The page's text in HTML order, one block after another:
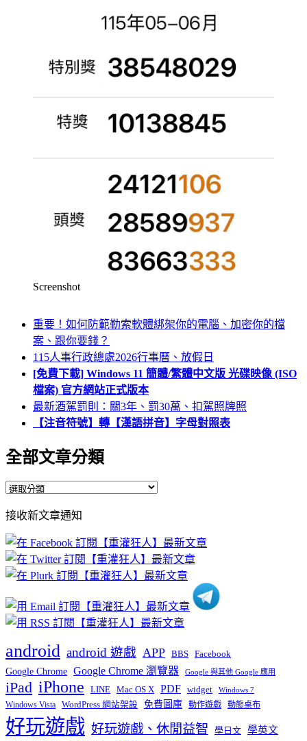
Screenshot
重要！如何防範勒索軟體綁架你的電腦、加密你的檔
案、跟你要錢？
115人事行政總處2026行事曆、放假日
[免費下載] Windows 11 簡體/繁體中文版 光碟映像 (ISO
檔案) 官方網站正式版本
最新酒駕罰則：關3年、罰30萬、扣駕照牌照
【注音符號】轉【漢語拼音】字母對照表
全部文章分類
全
文
章
分
類
接收新文章通知
android android 遊戲 APP BBS Facebook
Google Chrome Google Chrome 瀏覽器 Google 與其他 Google 應用
iPad iPhone LINE Mac OS X PDF widget Windows 7
Windows Vista WordPress 網站架設 免費圖庫 動作遊戲 動態桌布
好玩遊戲 好玩遊戲、休閒益智 學日文 學英文